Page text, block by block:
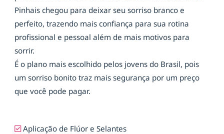
Pinhais chegou para deixar seu sorriso branco e
perfeito, trazendo mais confiança para sua rotina
profissional e pessoal além de mais motivos para
sorrir.
É o plano mais escolhido pelos jovens do Brasil, pois
um sorriso bonito traz mais segurança por um preço
que você pode pagar.
Aplicação de Flúor e Selantes